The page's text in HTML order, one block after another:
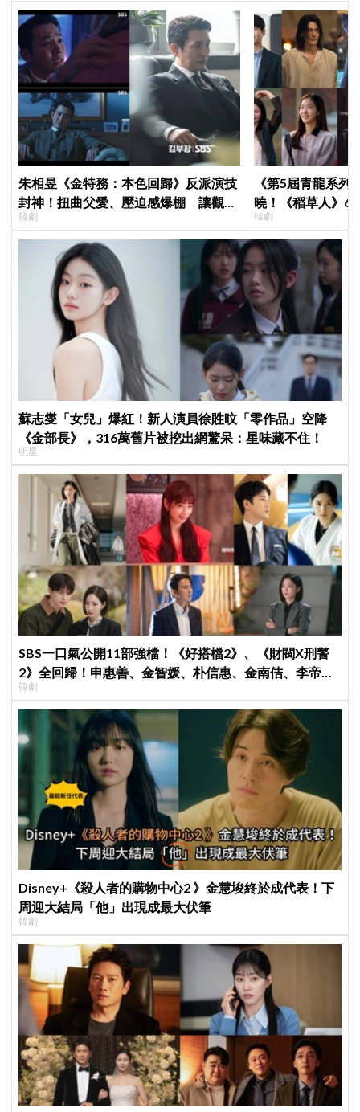
朱相昱《金特務：本色回歸》反派演技
封神！扭曲父愛、壓迫感爆棚 讓觀眾
毛骨悚然
韓劇
《第5屆青龍系列
曉！《稻草人》6
金宣虎、玄彬爭
角逐視后！
韓劇
蘇志燮「女兒」爆紅！新人演員徐貹旼「零作品」空降
《金部長》，316萬舊片被挖出網驚呆：星味藏不住！
明星
SBS一口氣公開11部強檔！《好搭檔2》、《財閥X刑警
2》全回歸！申惠善、金智媛、朴信惠、金南佶、李帝
勳...陣容太狂了
韓劇
Disney+《殺人者的購物中心2 》金慧埈終於成代表！下
周迎大結局「他」出現成最大伏筆
韓劇